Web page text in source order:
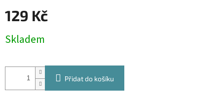
129 Kč
cena:
Skladem
Přidat do košíku